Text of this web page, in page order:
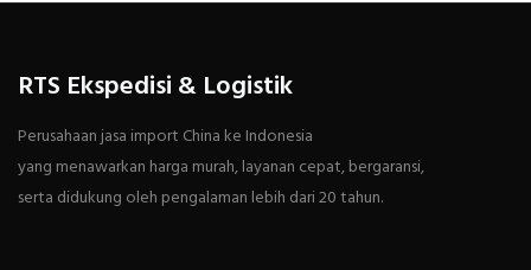
RTS Ekspedisi & Logistik
Perusahaan jasa import China ke Indonesia
yang menawarkan harga murah, layanan cepat, bergaransi,
serta didukung oleh pengalaman lebih dari 20 tahun.